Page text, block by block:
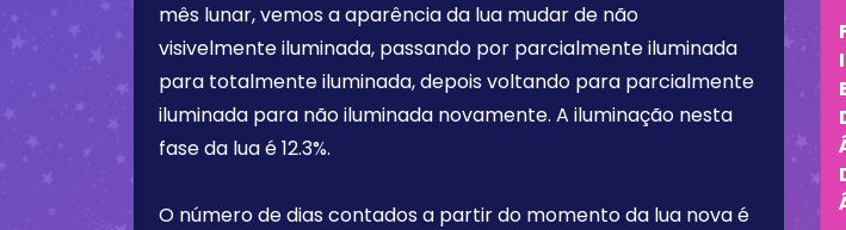
mês lunar, vemos a aparência da lua mudar de não
visivelmente iluminada, passando por parcialmente iluminada
para totalmente iluminada, depois voltando para parcialmente
iluminada para não iluminada novamente. A iluminação nesta
fase da lua é12.3%.
O número de dias contados a partir do momento da lua nova é